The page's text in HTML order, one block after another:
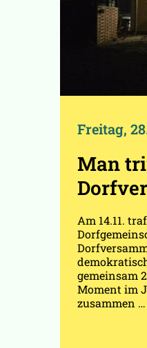
Freitag,
Man
Am 14.11.
gemeinsam
Moment im
zusammen …